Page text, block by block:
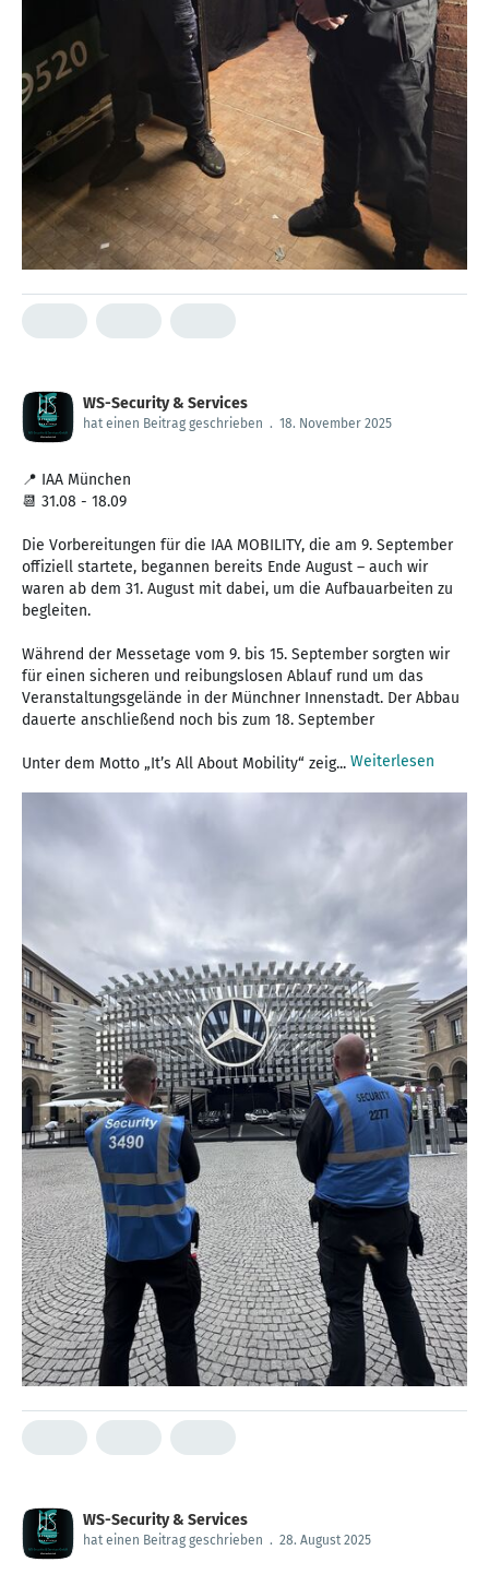
WS-Security & Services
hat einen Beitrag geschrieben . 18. November 2025
📍 IAA München
📆 31.08 - 18.09
Die Vorbereitungen für die IAA MOBILITY, die am 9. September
offiziell startete, begannen bereits Ende August – auch wir
waren ab dem 31. August mit dabei, um die Aufbauarbeiten zu
begleiten.
Während der Messetage vom 9. bis 15. September sorgten wir
für einen sicheren und reibungslosen Ablauf rund um das
Veranstaltungsgelände in der Münchner Innenstadt. Der Abbau
dauerte anschließend noch bis zum 18. September
Unter dem Motto „It’s All About Mobility“ zeig... Weiterlesen
WS-Security & Services
hat einen Beitrag geschrieben . 28. August 2025